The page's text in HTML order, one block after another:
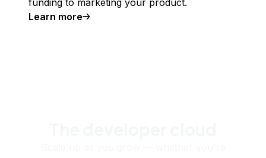
funding to marketing your product.
Learn more